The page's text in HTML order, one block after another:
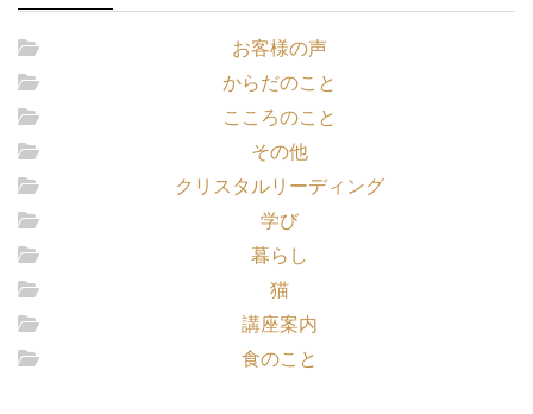
お客様の声
からだのこと
こころのこと
その他
クリスタルリーディング
学び
暮らし
猫
講座案内
食のこと